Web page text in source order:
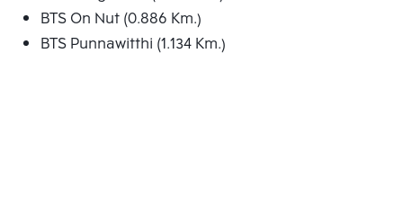
BTS On Nut (0.886 Km.)
BTS Punnawitthi (1.134 Km.)